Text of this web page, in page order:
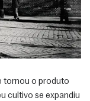
tornou o produto
cultivo se expandiu